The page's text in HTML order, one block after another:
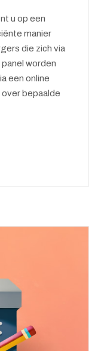
u op een
manier
die zich via
worden
een online
bepaalde